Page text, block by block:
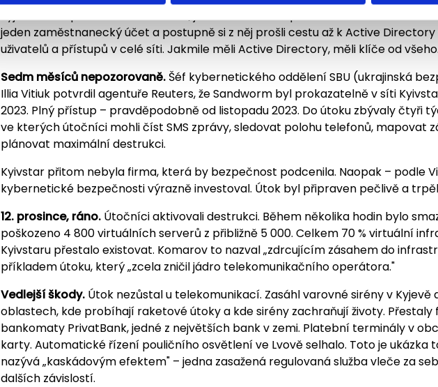
kyjevské bezpečnostní konferenci, jak se útočníkům podařilo dostat dovnitř:
jeden zaměstnanecký účet a postupně si z něj prošli cestu až k Active
uživatelů a přístupů v celé síti. Jakmile měli Active Directory, měli klíče od všeho.
Sedm měsíců nepozorovaně. Šéf kybernetického oddělení SBU (ukrajinská
Illia Vitiuk potvrdil agentuře Reuters, že Sandworm byl prokazatelně v síti
2023. Plný přístup – pravděpodobně od listopadu 2023. Do útoku zbývaly čtyři
ve kterých útočníci mohli číst SMS zprávy, sledovat polohu telefonů, mapovat
plánovat maximální destrukci.
Kyivstar přitom nebyla firma, která by bezpečnost podcenila. Naopak – podle
kybernetické bezpečnosti výrazně investoval. Útok byl připraven pečlivě a
12. prosince, ráno. Útočníci aktivovali destrukci. Během několika hodin bylo
poškozeno 4 800 virtuálních serverů z přibližně 5 000. Celkem 70 % virtuální
Kyivstaru přestalo existovat. Komarov to nazval „zdrcujícím zásahem do
příkladem útoku, který „zcela zničil jádro telekomunikačního operátora."
Vedlejší škody. Útok nezůstal u telekomunikací. Zasáhl varovné sirény v Kyjevě
oblastech, kde probíhají raketové útoky a kde sirény zachraňují životy. Přestaly
bankomaty PrivatBank, jedné z největších bank v zemi. Platební terminály v
karty. Automatické řízení pouličního osvětlení ve Lvově selhalo. Toto je ukázka
nazývá „kaskádovým efektem" – jedna zasažená regulovaná služba vleče za
dalších závislostí.